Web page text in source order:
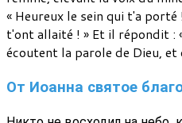
« Heureux le sein qui t'a
t'ont allaité ! » Et il répondit :
écoutent la parole de Dieu, et
От Иоанна святое